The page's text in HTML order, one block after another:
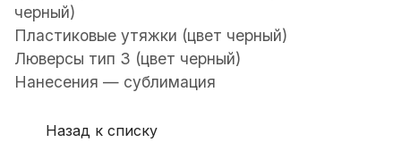
черный)
Пластиковые утяжки (цвет черный)
Люверсы тип 3 (цвет черный)
Нанесения — сублимация
Назад к списку